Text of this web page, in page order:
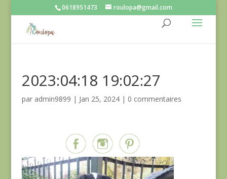
0618951473 roulopa@gmail.com
2023:04:18 19:02:27
par admin9899 | Jan 25, 2024| 0 commentaires